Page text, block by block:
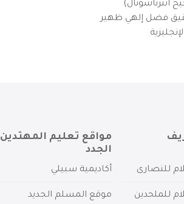
انترناشونال)
تحقيق فضل إلهي ظهير
للنصارى
للملحدين
مواقع تعليم المهتدين
الجدد
أكاديمية سبيلي
موقع المسلم الجديد